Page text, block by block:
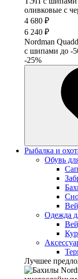
4 680 ₽
6 240 ₽
Nordman
с шипами до -
-25%
Рыбалка и
Обувь
Одежда
Лучшее